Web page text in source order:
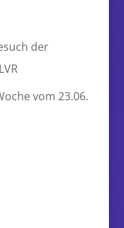
der
vom 23.06.